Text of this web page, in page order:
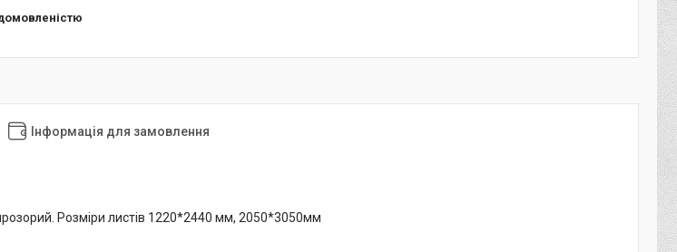
Інформація для замовлення
Розміри листів 1220*2440 мм, 2050*3050мм